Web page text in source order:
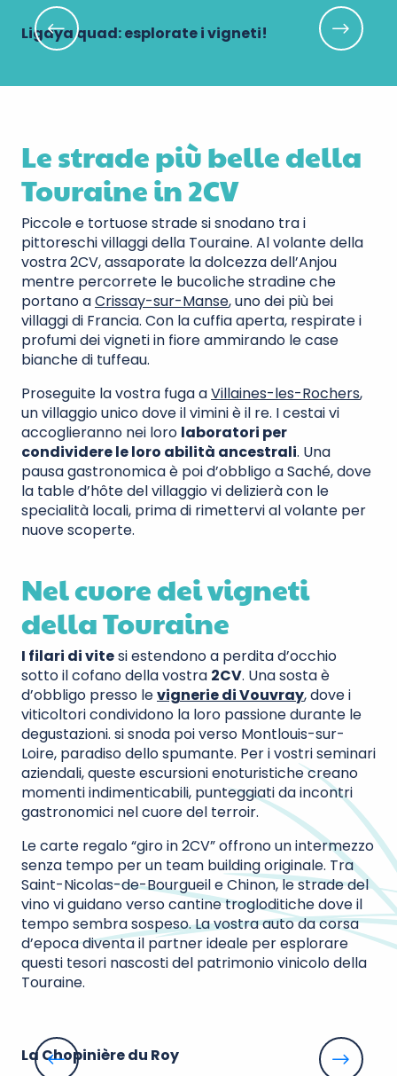
Ligaya quad: esplorate i vigneti!
Le strade più belle della
Touraine in 2CV
Piccole e tortuose strade si snodano tra i
pittoreschi villaggi della Touraine. Al volante della
vostra 2CV, assaporate la dolcezza dell’Anjou
mentre percorrete le bucoliche stradine che
portano aCrissay-sur-Manse, uno dei più bei
villaggi di Francia. Con la cuffia aperta, respirate i
profumi dei vigneti in fiore ammirando le case
bianche di tuffeau.
Proseguite la vostra fuga aVillaines-les-Rochers,
un villaggio unico dove il vimini è il re. I cestai vi
accoglieranno nei loro laboratori per
condividere le loro abilità ancestrali. Una
pausa gastronomica è poi d’obbligo a Saché, dove
la table d’hôte del villaggio vi delizierà con le
specialità locali, prima di rimettervi al volante per
nuove scoperte.
Nel cuore dei vigneti
della Touraine
I filari di vitesi estendono a perdita d’occhio
sotto il cofano della vostra 2CV. Una sosta è
d’obbligo presso levignerie di Vouvray, dove i
viticoltori condividono la loro passione durante le
degustazioni. si snoda poi verso Montlouis-sur-
Loire, paradiso dello spumante. Per i vostri seminari
aziendali, queste escursioni enoturistiche creano
momenti indimenticabili, punteggiati da incontri
gastronomici nel cuore del terroir.
Le carte regalo “giro in 2CV” offrono un intermezzo
senza tempo per un team building originale. Tra
Saint-Nicolas-de-Bourgueil e Chinon, le strade del
vino vi guidano verso cantine trogloditiche dove il
tempo sembra sospeso. La vostra auto da corsa
d’epoca diventa il partner ideale per esplorare
questi tesori nascosti del patrimonio vinicolo della
Touraine.
La Chopinière du Roy